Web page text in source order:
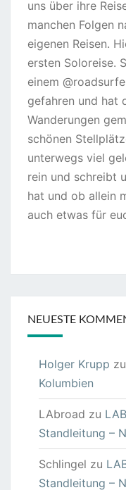
NEUESTE
Holger Krupp zu
Kolumbien
LAbroad zu
Standleitung –
Schlingel zu
Standleitung –